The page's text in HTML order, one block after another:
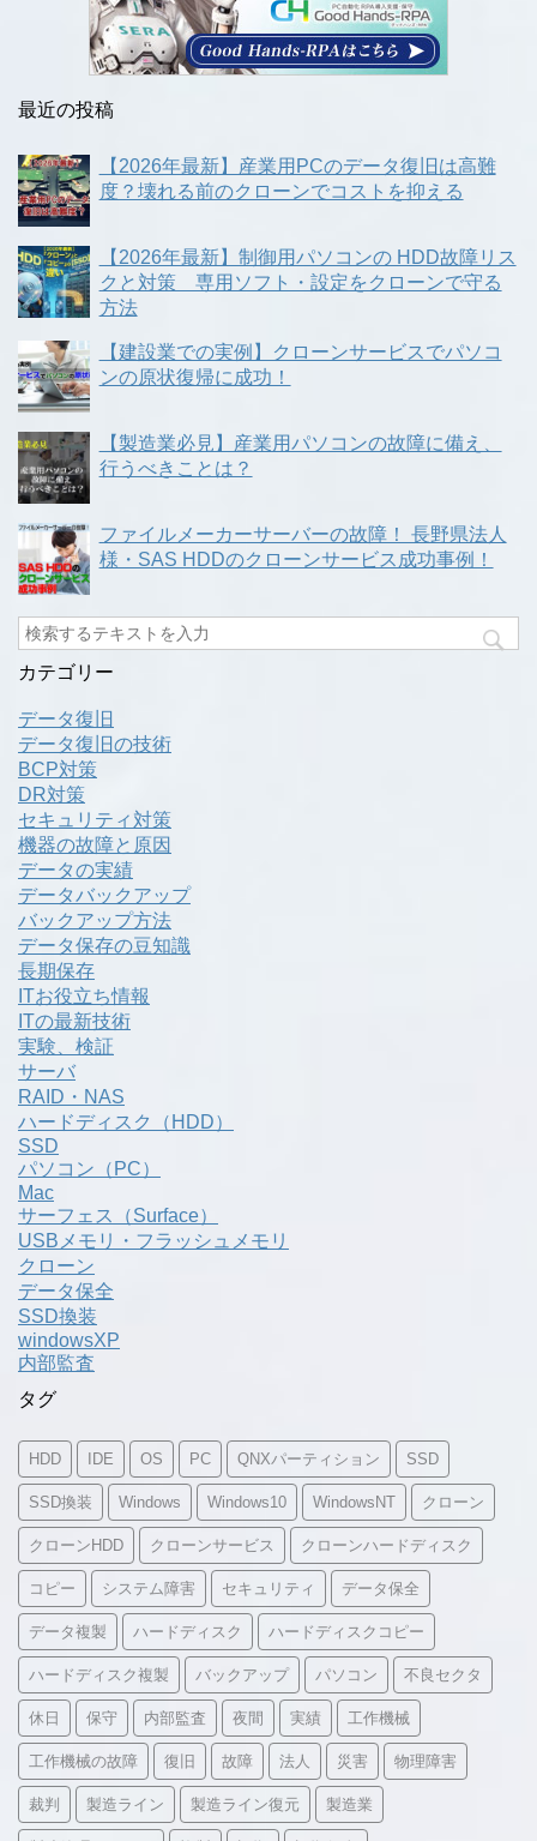
最近の投稿
【2026年最新】産業用PCのデータ復旧は高難
度？壊れる前のクローンでコストを抑える
【2026年最新】制御用パソコンの HDD故障リス
クと対策 専用ソフト・設定をクローンで守る
方法
【建設業での実例】クローンサービスでパソコ
ンの原状復帰に成功！
【製造業必見】産業用パソコンの故障に備え、
行うべきことは？
ファイルメーカーサーバーの故障！ 長野県法人
様・SAS HDDのクローンサービス成功事例！
カテゴリー
データ復旧
データ復旧の技術
BCP対策
DR対策
セキュリティ対策
機器の故障と原因
データの実績
データバックアップ
バックアップ方法
データ保存の豆知識
長期保存
ITお役立ち情報
ITの最新技術
実験、検証
サーバ
RAID・NAS
ハードディスク（HDD）
SSD
パソコン（PC）
Mac
サーフェス（Surface）
USBメモリ・フラッシュメモリ
クローン
データ保全
SSD換装
windowsXP
内部監査
タグ
HDD IDE OS PC QNXパーティション SSD
SSD換装 Windows Windows10 WindowsNT クローン
クローンHDD クローンサービス クローンハードディスク
コピー システム障害 セキュリティ データ保全
データ複製 ハードディスク ハードディスクコピー
ハードディスク複製 バックアップ パソコン 不良セクタ
休日 保守 内部監査 夜間 実績 工作機械
工作機械の故障 復旧 故障 法人 災害 物理障害
裁判 製造ライン 製造ライン復元 製造業